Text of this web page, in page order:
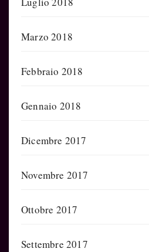
Marzo 2018
Febbraio 2018
Gennaio 2018
Dicembre 2017
Novembre 2017
Ottobre 2017
Settembre 2017